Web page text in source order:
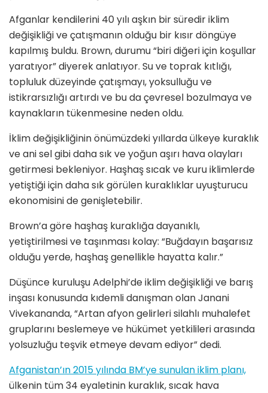
Afganlar kendilerini 40 yılı aşkın bir süredir iklim
değişikliği ve çatışmanın olduğu bir kısır döngüye
kapılmış buldu. Brown, durumu “biri diğeri için koşullar
yaratıyor” diyerek anlatıyor. Su ve toprak kıtlığı,
topluluk düzeyinde çatışmayı, yoksulluğu ve
istikrarsızlığı artırdı ve bu da çevresel bozulmaya ve
kaynakların tükenmesine neden oldu.
İklim değişikliğinin önümüzdeki yıllarda ülkeye kuraklık
ve ani sel gibi daha sık ve yoğun aşırı hava olayları
getirmesi bekleniyor. Haşhaş sıcak ve kuru iklimlerde
yetiştiği için daha sık görülen kuraklıklar uyuşturucu
ekonomisini de genişletebilir.
Brown’a göre haşhaş kuraklığa dayanıklı,
yetiştirilmesi ve taşınması kolay: “Buğdayın başarısız
olduğu yerde, haşhaş genellikle hayatta kalır.”
Düşünce kuruluşu Adelphi’de iklim değişikliği ve barış
inşası konusunda kıdemli danışman olan Janani
Vivekananda, “Artan afyon gelirleri silahlı muhalefet
gruplarını beslemeye ve hükümet yetkilileri arasında
yolsuzluğu teşvik etmeye devam ediyor” dedi.
Afganistan’ın 2015 yılında BM’ye sunulan iklim planı,
ülkenin tüm 34 eyaletinin kuraklık, sıcak hava